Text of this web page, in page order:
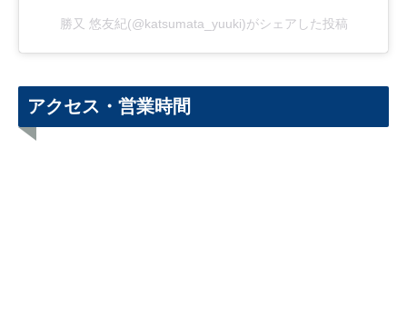
勝又 悠友紀(@katsumata_yuuki)がシェアした投稿
アクセス・営業時間